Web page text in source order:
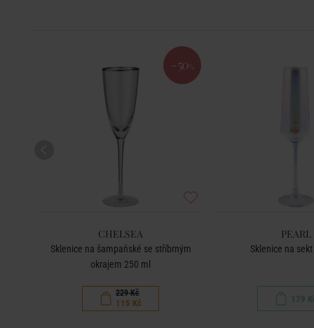
-50 %
CHELSEA
Sklenice na šampaňské se stříbrným
okrajem 250 ml
229 Kč
115 Kč
PEARL
Sklenice na
179